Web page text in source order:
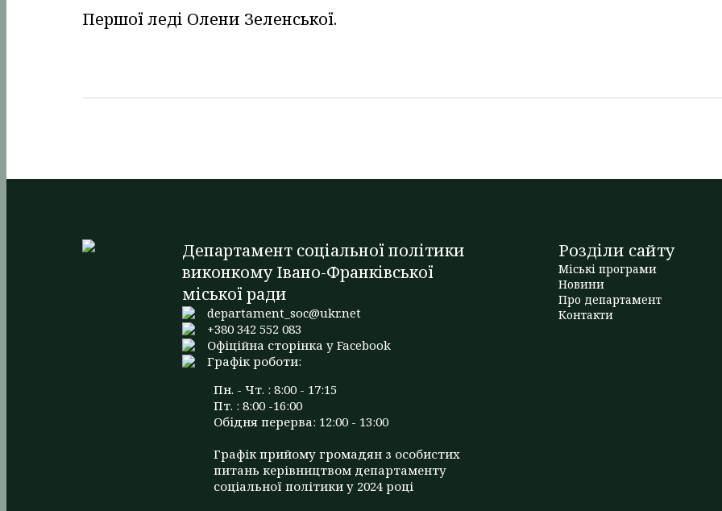
Першої леді Олени Зеленської.
Департамент соціальної політики
виконкому Івано-Франківської
міської ради
departament_soc@ukr.net
+380 342 552 083
Офіційна сторінка у Facebook
Графік роботи:
Пн. - Чт. : 8:00 - 17:15
Пт. : 8:00 -16:00
Обідня перерва: 12:00 - 13:00
Графік прийому громадян з особистих
питань керівництвом департаменту
соціальної політики у 2024 році
Розділи сайту
Міські програми
Новини
Про департамент
Контакти